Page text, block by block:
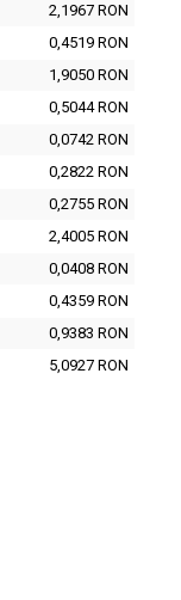
2,1967 RON
0,4519 RON
1,9050 RON
0,5044 RON
0,0742 RON
0,2822 RON
0,2755 RON
2,4005 RON
0,0408 RON
0,4359 RON
0,9383 RON
5,0927 RON